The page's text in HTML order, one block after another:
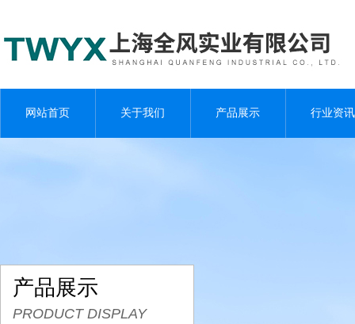
网站首页 关于我们 产品展示 行业资讯
产品展示
PRODUCT DISPLAY